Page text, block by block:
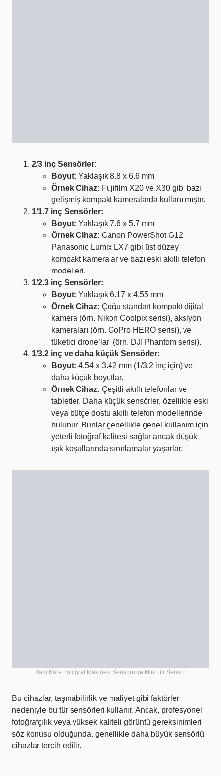
2/3 inç Sensörler:
Boyut: Yaklaşık 8.8 x 6.6 mm
Örnek Cihaz: Fujifilm X20 ve X30 gibi bazı
gelişmiş kompakt kameralarda kullanılmıştır.
1/1.7 inç Sensörler:
Boyut: Yaklaşık 7.6 x 5.7 mm
Örnek Cihaz: Canon PowerShot G12,
Panasonic Lumix LX7 gibi üst düzey
kompakt kameralar ve bazı eski akıllı telefon
modelleri.
1/2.3 inç Sensörler:
Boyut: Yaklaşık 6.17 x 4.55 mm
Örnek Cihaz: Çoğu standart kompakt dijital
kamera (örn. Nikon Coolpix serisi), aksiyon
kameraları (örn. GoPro HERO serisi), ve
tüketici drone’ları (örn. DJI Phantom serisi).
1/3.2 inç ve daha küçük Sensörler:
Boyut: 4.54 x 3.42 mm (1/3.2 inç için) ve
daha küçük boyutlar.
Örnek Cihaz: Çeşitli akıllı telefonlar ve
tabletler. Daha küçük sensörler, özellikle eski
veya bütçe dostu akıllı telefon modellerinde
bulunur. Bunlar genellikle genel kullanım için
yeterli fotoğraf kalitesi sağlar ancak düşük
ışık koşullarında sınırlamalar yaşarlar.
Tam Kare Fotoğraf Makinesi Sensörü ve Mini Bir Sensör
Bu cihazlar, taşınabilirlik ve maliyet gibi faktörler
nedeniyle bu tür sensörleri kullanır. Ancak, profesyonel
fotoğrafçılık veya yüksek kaliteli görüntü gereksinimleri
söz konusu olduğunda, genellikle daha büyük sensörlü
cihazlar tercih edilir.